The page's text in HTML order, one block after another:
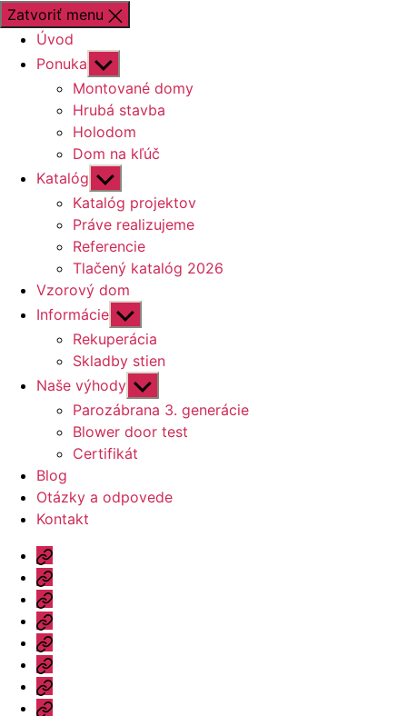
Zatvoriť menu
Úvod
Ponuka Zobraziť
druhú
úroveň
navigácie
Montované domy
Hrubá stavba
Holodom
Dom na kľúč
Katalóg Zobraziť
druhú
úroveň
navigácie
Katalóg projektov
Práve realizujeme
Referencie
Tlačený katalóg 2026
Vzorový dom
Informácie Zobraziť
druhú
úroveň
navigácie
Rekuperácia
Skladby stien
Naše výhody Zobraziť
druhú
úroveň
navigácie
Parozábrana 3. generácie
Blower door test
Certifikát
Blog
Otázky a odpovede
Kontakt
Úvod
Ponuka
Katalóg
Vzorový
dom
Informácie
Naše
výhody
Blog
Otázky